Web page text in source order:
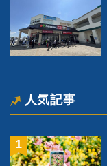
人気記事